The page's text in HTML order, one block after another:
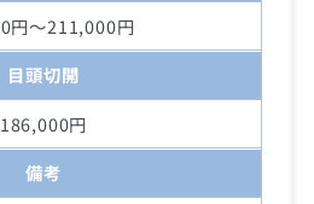
円～211,000円
目頭切開
186,000円
備考